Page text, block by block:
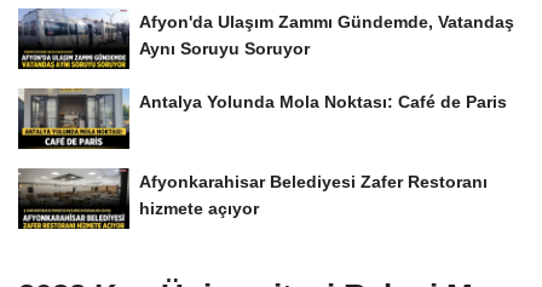
Afyon'da Ulaşım Zammı Gündemde, Vatandaş
Aynı Soruyu Soruyor
Antalya Yolunda Mola Noktası: Café de Paris
Afyonkarahisar Belediyesi Zafer Restoranı
hizmete açıyor